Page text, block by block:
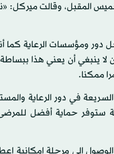
المقبل، وقالت ميركل:
ومؤسسات الرعاية كما
ينبغي أن يعني هذا ببساطة
ممكنا.
في دور الرعاية
حماية أفضل للمرضى
إلى مرحلة إمكانية